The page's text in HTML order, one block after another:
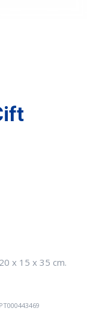
x 15 x 35 cm.
PT000443469